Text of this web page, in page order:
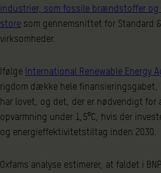
industrier, som fossile brændstoffer og
store som gennemsnittet for Standard
virksomheder.
Ifølge International Renewable Energy
rigdom dække hele finansieringsgabet,
har lovet, og det, der er nødvendigt for
opvarmning under 1,5⁰C, hvis der
og energieffektivitetstiltag inden 2030.
Oxfams analyse estimerer, at faldet i